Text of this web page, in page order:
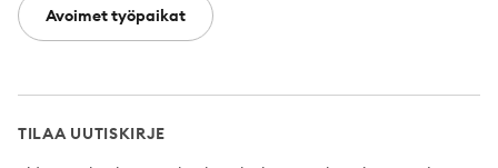
Avoimet työpaikat
TILAA UUTISKIRJE